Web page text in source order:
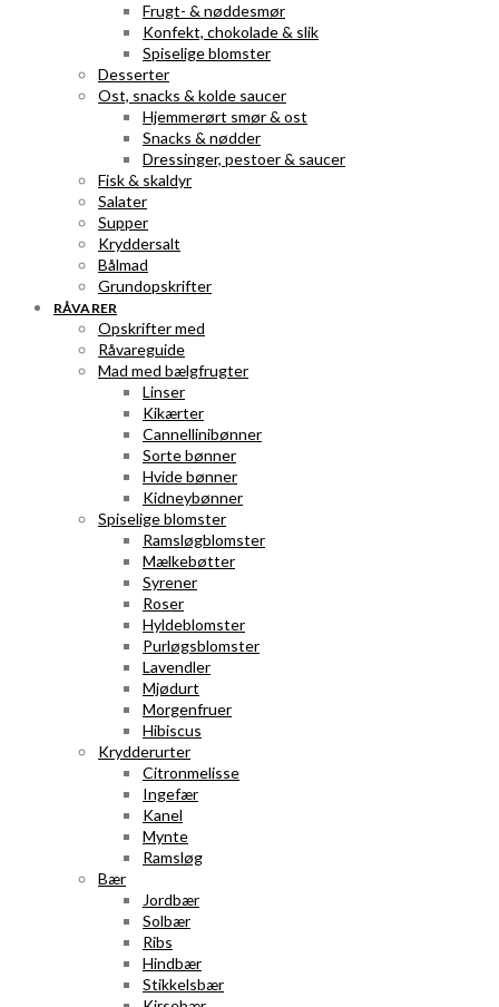
Frugt- & nøddesmør
Konfekt, chokolade & slik
Spiselige blomster
Desserter
Ost, snacks & kolde saucer
Hjemmerørt smør & ost
Snacks & nødder
Dressinger, pestoer & saucer
Fisk & skaldyr
Salater
Supper
Kryddersalt
Bålmad
Grundopskrifter
RÅVARER
Opskrifter med
Råvareguide
Mad med bælgfrugter
Linser
Kikærter
Cannellinibønner
Sorte bønner
Hvide bønner
Kidneybønner
Spiselige blomster
Ramsløgblomster
Mælkebøtter
Syrener
Roser
Hyldeblomster
Purløgsblomster
Lavendler
Mjødurt
Morgenfruer
Hibiscus
Krydderurter
Citronmelisse
Ingefær
Kanel
Mynte
Ramsløg
Bær
Jordbær
Solbær
Ribs
Hindbær
Stikkelsbær